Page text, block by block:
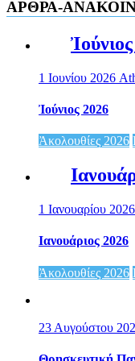
ΑΡΘΡΑ-
1 Ιουνίου 2026
Ἰούνιος 2026
Ἀκολουθίες 2026
1 Ιανουαρίου 2026
Ιανουάριος 2026
Ἀκολουθίες 2026
23 Αυγούστου